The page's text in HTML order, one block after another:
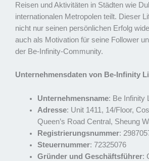
Reisen und Aktivitäten in Städten wie
internationalen Metropolen teilt. Dieser
nicht nur seinen persönlichen Erfolg
auch als Motivation für seine Follower
der Be-Infinity-Community.
Unternehmensdaten von Be-Infinity
Unternehmensname: Be Infinity
Adresse: Unit 1411, 14/Floor,
Queen’s Road Central, Sheung
Registrierungsnummer:
Steuernummer: 72325076
Gründer und Geschäftsführer: